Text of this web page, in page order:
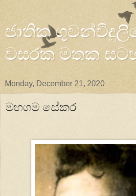
ජාතික
වසරක මතක
Monday, December 21, 2020
මහගම සේකර